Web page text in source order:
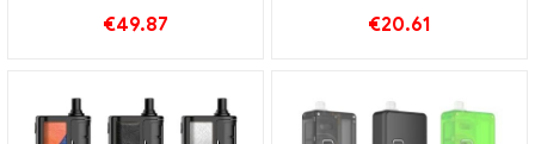
€49.87
prekyba 丨Custom
€20.61